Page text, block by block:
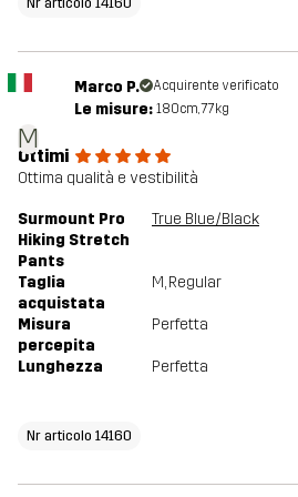
M
Marco P. Acquirente verificato
Le misure: 180cm, 77kg
Ottimi
Ottima qualità e vestibilità
Surmount Pro
Hiking Stretch
Pants
True Blue/Black
Taglia
acquistata
M, Regular
Misura
percepita
Perfetta
Lunghezza Perfetta
Nr articolo 14160